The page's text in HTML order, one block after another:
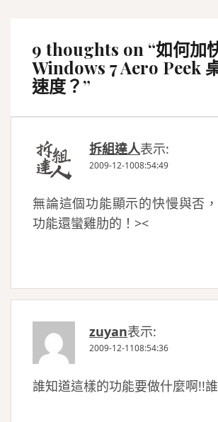
9 thoughts on “如何加
Windows 7 Aero Peek
速度？”
拆組達人表示:
2009-12-1008:54:49
無論這個功能顯示的快慢與否
功能還蠻雞肋的！><
zuyan表示:
2009-12-1108:54:36
誰知道這樣的功能要做什麼啊!!